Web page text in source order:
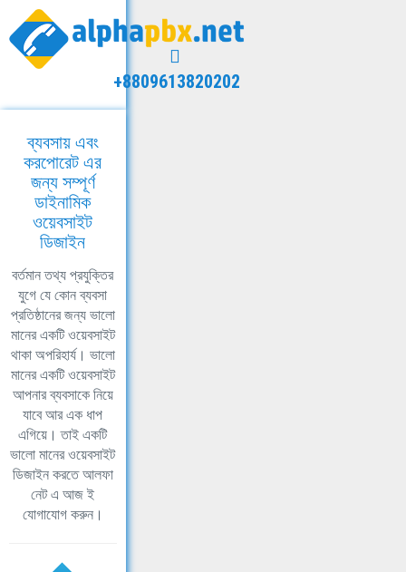
+8809613820202
ব্যবসায় এবং
করপোরেট এর
জন্য সম্পূর্ণ
ডাইনামিক
ওয়েবসাইট
ডিজাইন
বর্তমান তথ্য প্রযুক্তির
যুগে যে কোন ব্যবসা
প্রতিষ্ঠানের জন্য ভালো
মানের একটি ওয়েবসাইট
থাকা অপরিহার্য। ভালো
মানের একটি ওয়েবসাইট
আপনার ব্যবসাকে নিয়ে
যাবে আর এক ধাপ
এগিয়ে। তাই একটি
ভালো মানের ওয়েবসাইট
ডিজাইন করতে আলফা
নেট এ আজ ই
যোগাযোগ করুন।